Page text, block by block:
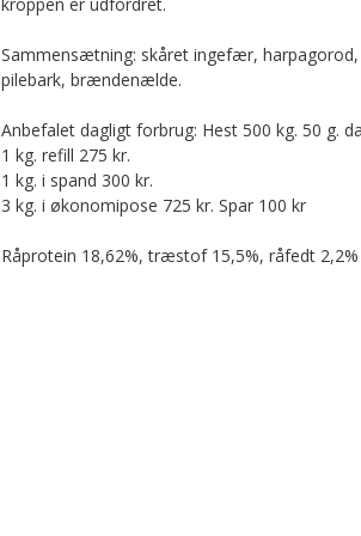
Sammensætning: skåret ingefær,
pilebark, brændenælde.
Anbefalet dagligt forbrug: Hest 500 kg. 50 g.
1 kg. refill 275 kr.
1 kg. i spand 300 kr.
3 kg. i økonomipose 725 kr. Spar 100 kr
Råprotein 18,62%, træstof 15,5%, råfedt